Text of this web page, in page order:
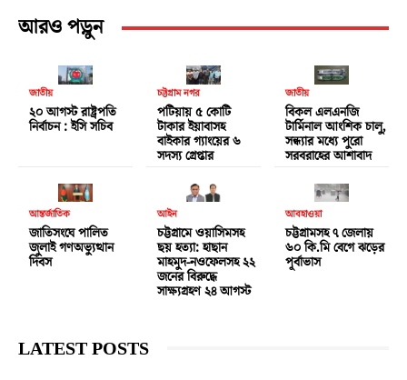
আরও পড়ুন
জাতীয়
২০ আগস্ট রাষ্ট্রপতি
নির্বাচন : ইসি সচিব
চট্টগ্রাম নগর
পটিয়ায় ৫ কোটি
টাকার ইয়াবাসহ
বাইকার গ্যাংয়ের ৬
সদস্য গ্রেপ্তার
জাতীয়
বিকল এলএনজি
টার্মিনাল আংশিক চালু,
সন্ধ্যার মধ্যে পুরো
সরবরাহের আশাবাদ
আন্তর্জাতিক
জাতিসংঘে পালিত
জুলাই গণঅভ্যুত্থান
দিবস
আইন
চট্টগ্রামে ওয়াসিমসহ
ছয় হত্যা: হাছান
মাহমুদ-নওফেলসহ ২২
জনের বিরুদ্ধে
সাক্ষ্যগ্রহণ ২৪ আগস্ট
আবহাওয়া
চট্টগ্রামসহ ৭ জেলায়
৬০ কি.মি বেগে ঝড়ের
পূর্বাভাস
LATEST POSTS